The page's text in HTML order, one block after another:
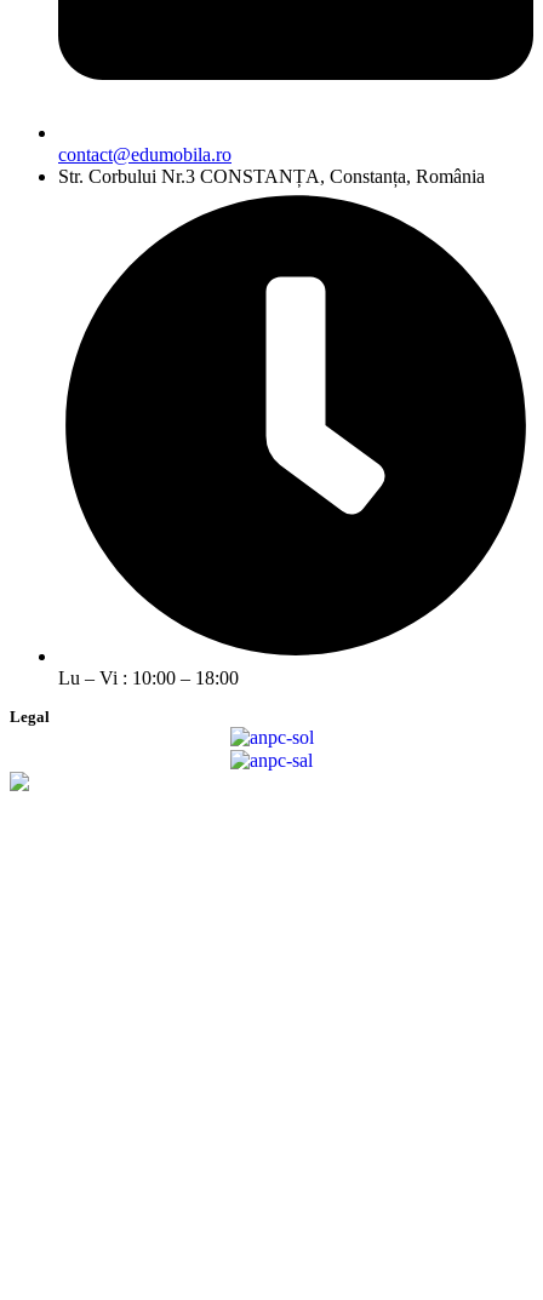
contact@edumobila.ro
Str. Corbului Nr.3 CONSTANȚA, Constanța, România
Lu – Vi : 10:00 – 18:00
Legal